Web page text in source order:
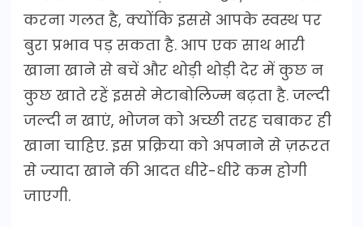
करना गलत है, क्योंकि इससे आपके स्वस्थ पर
बुरा प्रभाव पड़ सकता है. आप एक साथ भारी
खाना खाने से बचें और थोड़ी थोड़ी देर में कुछ न
कुछ खाते रहें इससे मेटाबोलिज्म बढ़ता है. जल्दी
जल्दी न खाएं, भोजन को अच्छी तरह चबाकर ही
खाना चाहिए. इस प्रक्रिया को अपनाने से ज़रूरत
से ज्यादा खाने की आदत धीरे-धीरे कम होगी
जाएगी.